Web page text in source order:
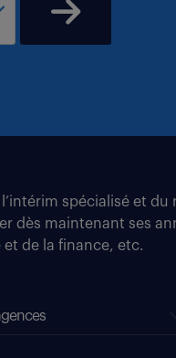
spécialisé et
dès maintenant ses
de la finance, etc.